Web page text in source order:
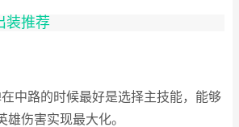
装推荐
中路的时候最好是选择主技能，能够
伤害实现最大化。